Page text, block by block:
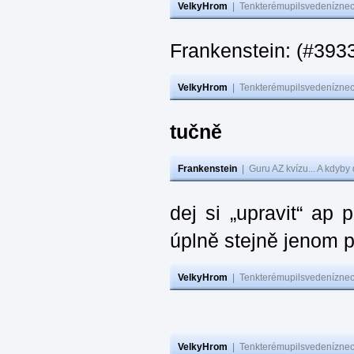
VelkyHrom
Frankenstein:
VelkyHrom
tučně
Frankenstein Guru AZ kvízu... A
dej si „upravit“ ap
úplně stejně jenom
VelkyHrom
VelkyHrom